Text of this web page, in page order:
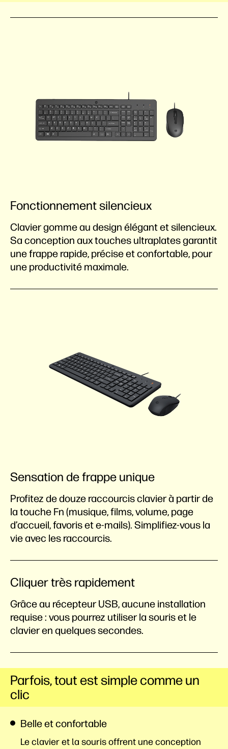
Fonctionnement silencieux
Clavier gomme au design élégant et silencieux.
Sa conception aux touches ultraplates garantit
une frappe rapide, précise et confortable, pour
une productivité maximale.
Sensation de frappe unique
Profitez de douze raccourcis clavier à partir de
la touche Fn (musique, films, volume, page
d’accueil, favoris et e-mails). Simplifiez-vous la
vie avec les raccourcis.
Cliquer très rapidement
Grâce au récepteur USB, aucune installation
requise : vous pourrez utiliser la souris et le
clavier en quelques secondes.
Parfois, tout est simple comme un
clic
Belle et confortable
Le clavier et la souris offrent une conception